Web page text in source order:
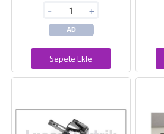
- +
AD
Sepete Ekle